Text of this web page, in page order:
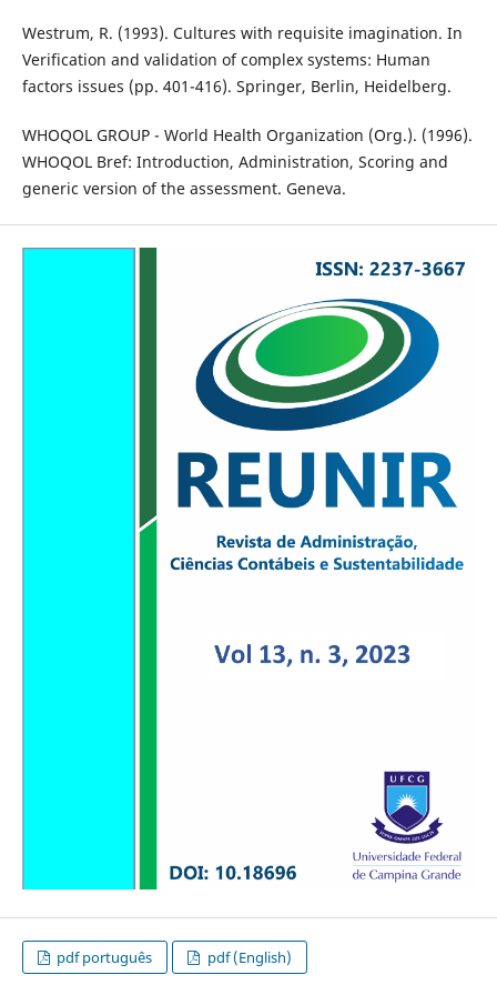
Westrum, R. (1993). Cultures with requisite imagination. In
Verification and validation of complex systems: Human
factors issues (pp. 401-416). Springer, Berlin, Heidelberg.
WHOQOL GROUP - World Health Organization (Org.). (1996).
WHOQOL Bref: Introduction, Administration, Scoring and
generic version of the assessment. Geneva.
pdf português pdf (English)